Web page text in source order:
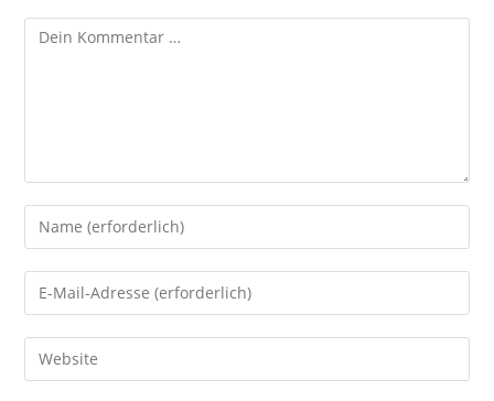
Kommentar
Gib
deinen
Namen
oder
zum
Kommentieren
Gib
deine
E-
Mail-
Gib
deine